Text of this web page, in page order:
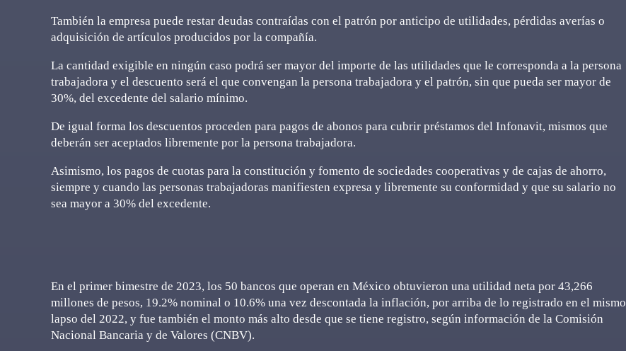
También la empresa puede restar deudas contraídas con el patrón por anticipo de utilidades, pérdidas averías o
adquisición de artículos producidos por la compañía.
La cantidad exigible en ningún caso podrá ser mayor del importe de las utilidades que le corresponda a la persona
trabajadora y el descuento será el que convengan la persona trabajadora y el patrón, sin que pueda ser mayor de
30%, del excedente del salario mínimo.
De igual forma los descuentos proceden para pagos de abonos para cubrir préstamos del Infonavit, mismos que
deberán ser aceptados libremente por la persona trabajadora.
Asimismo, los pagos de cuotas para la constitución y fomento de sociedades cooperativas y de cajas de ahorro,
siempre y cuando las personas trabajadoras manifiesten expresa y libremente su conformidad y que su salario no
sea mayor a 30% del excedente.
En el primer bimestre de 2023, los 50 bancos que operan en México obtuvieron una utilidad neta por 43,266
millones de pesos, 19.2% nominal o 10.6% una vez descontada la inflación, por arriba de lo registrado en el mismo
lapso del 2022, y fue también el monto más alto desde que se tiene registro, según información de la Comisión
Nacional Bancaria y de Valores (CNBV).